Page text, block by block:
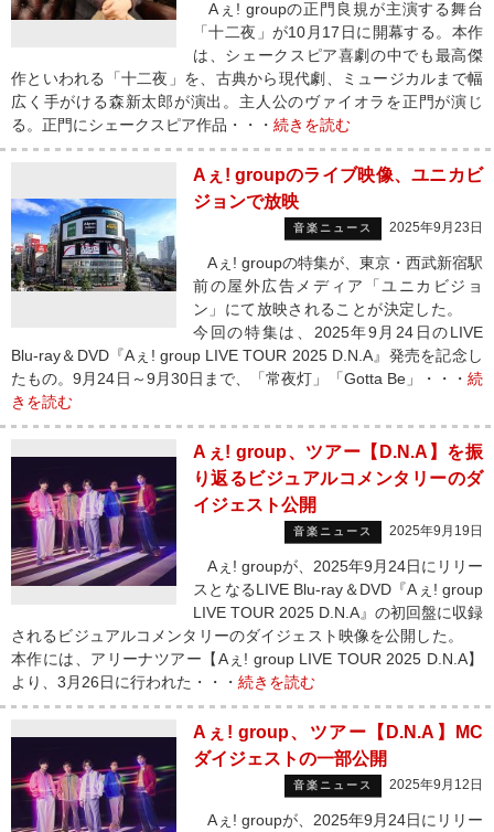
Aぇ! groupの正門良規が主演する舞台
「十二夜」が10月17日に開幕する。本作
は、シェークスピア喜劇の中でも最高傑
作といわれる「十二夜」を、古典から現代劇、ミュージカルまで幅
広く手がける森新太郎が演出。主人公のヴァイオラを正門が演じ
る。正門にシェークスピア作品・・・ 続きを読む
Aぇ! groupのライブ映像、ユニカビ
ジョンで放映
音楽ニュース 2025年9月23日
Aぇ! groupの特集が、東京・西武新宿駅
前の屋外広告メディア「ユニカビジョ
ン」にて放映されることが決定した。
今回の特集は、2025年9月24日のLIVE
Blu-ray＆DVD『Aぇ! group LIVE TOUR 2025 D.N.A』発売を記念し
たもの。9月24日～9月30日まで、「常夜灯」「Gotta Be」・・・ 続
きを読む
Aぇ! group、ツアー【D.N.A】を振
り返るビジュアルコメンタリーのダ
イジェスト公開
音楽ニュース 2025年9月19日
Aぇ! groupが、2025年9月24日にリリー
スとなるLIVE Blu-ray＆DVD『Aぇ! group
LIVE TOUR 2025 D.N.A』の初回盤に収録
されるビジュアルコメンタリーのダイジェスト映像を公開した。
本作には、アリーナツアー【Aぇ! group LIVE TOUR 2025 D.N.A】
より、3月26日に行われた・・・ 続きを読む
Aぇ! group、ツアー【D.N.A】MC
ダイジェストの一部公開
音楽ニュース 2025年9月12日
Aぇ! groupが、2025年9月24日にリリー